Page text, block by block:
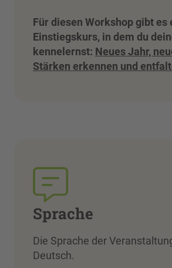
Für diesen Workshop gibt es
Einstiegskurs, in dem du
kennelernst: Neues Jahr,
Stärken erkennen und
Sprache
Die Sprache der
Deutsch.